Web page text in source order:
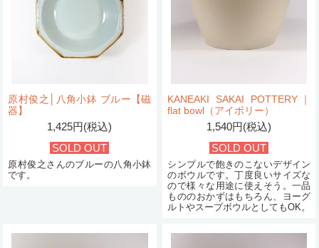
原村俊之│八角小鉢 ブルー【磁
器】
1,425円(税込)
SOLD OUT
原村俊之さんのブルーの八角小鉢
です。
KANEAKI SAKAI POTTERY｜
flat bowl（アイボリー）
1,540円(税込)
SOLD OUT
シンプルで飽きのこないデザイン
のボウルです。丁度良いサイズな
ので様々な用途に使えそう。一品
もののおかずはもちろん、ヨーグ
ルトやスープボウルとしてもOK。